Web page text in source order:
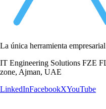
La única herramienta
IT Engineering Solutions FZE
zone, Ajman, UAE
LinkedInFacebookXYouTube